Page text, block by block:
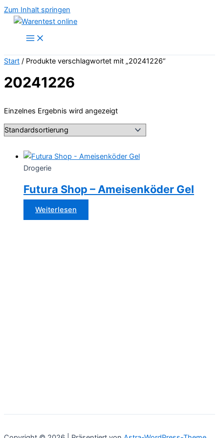
Zum Inhalt springen
Start / Produkte verschlagwortet mit „20241226“
20241226
Einzelnes Ergebnis wird angezeigt
Drogerie
Futura Shop – Ameisenköder Gel
Weiterlesen